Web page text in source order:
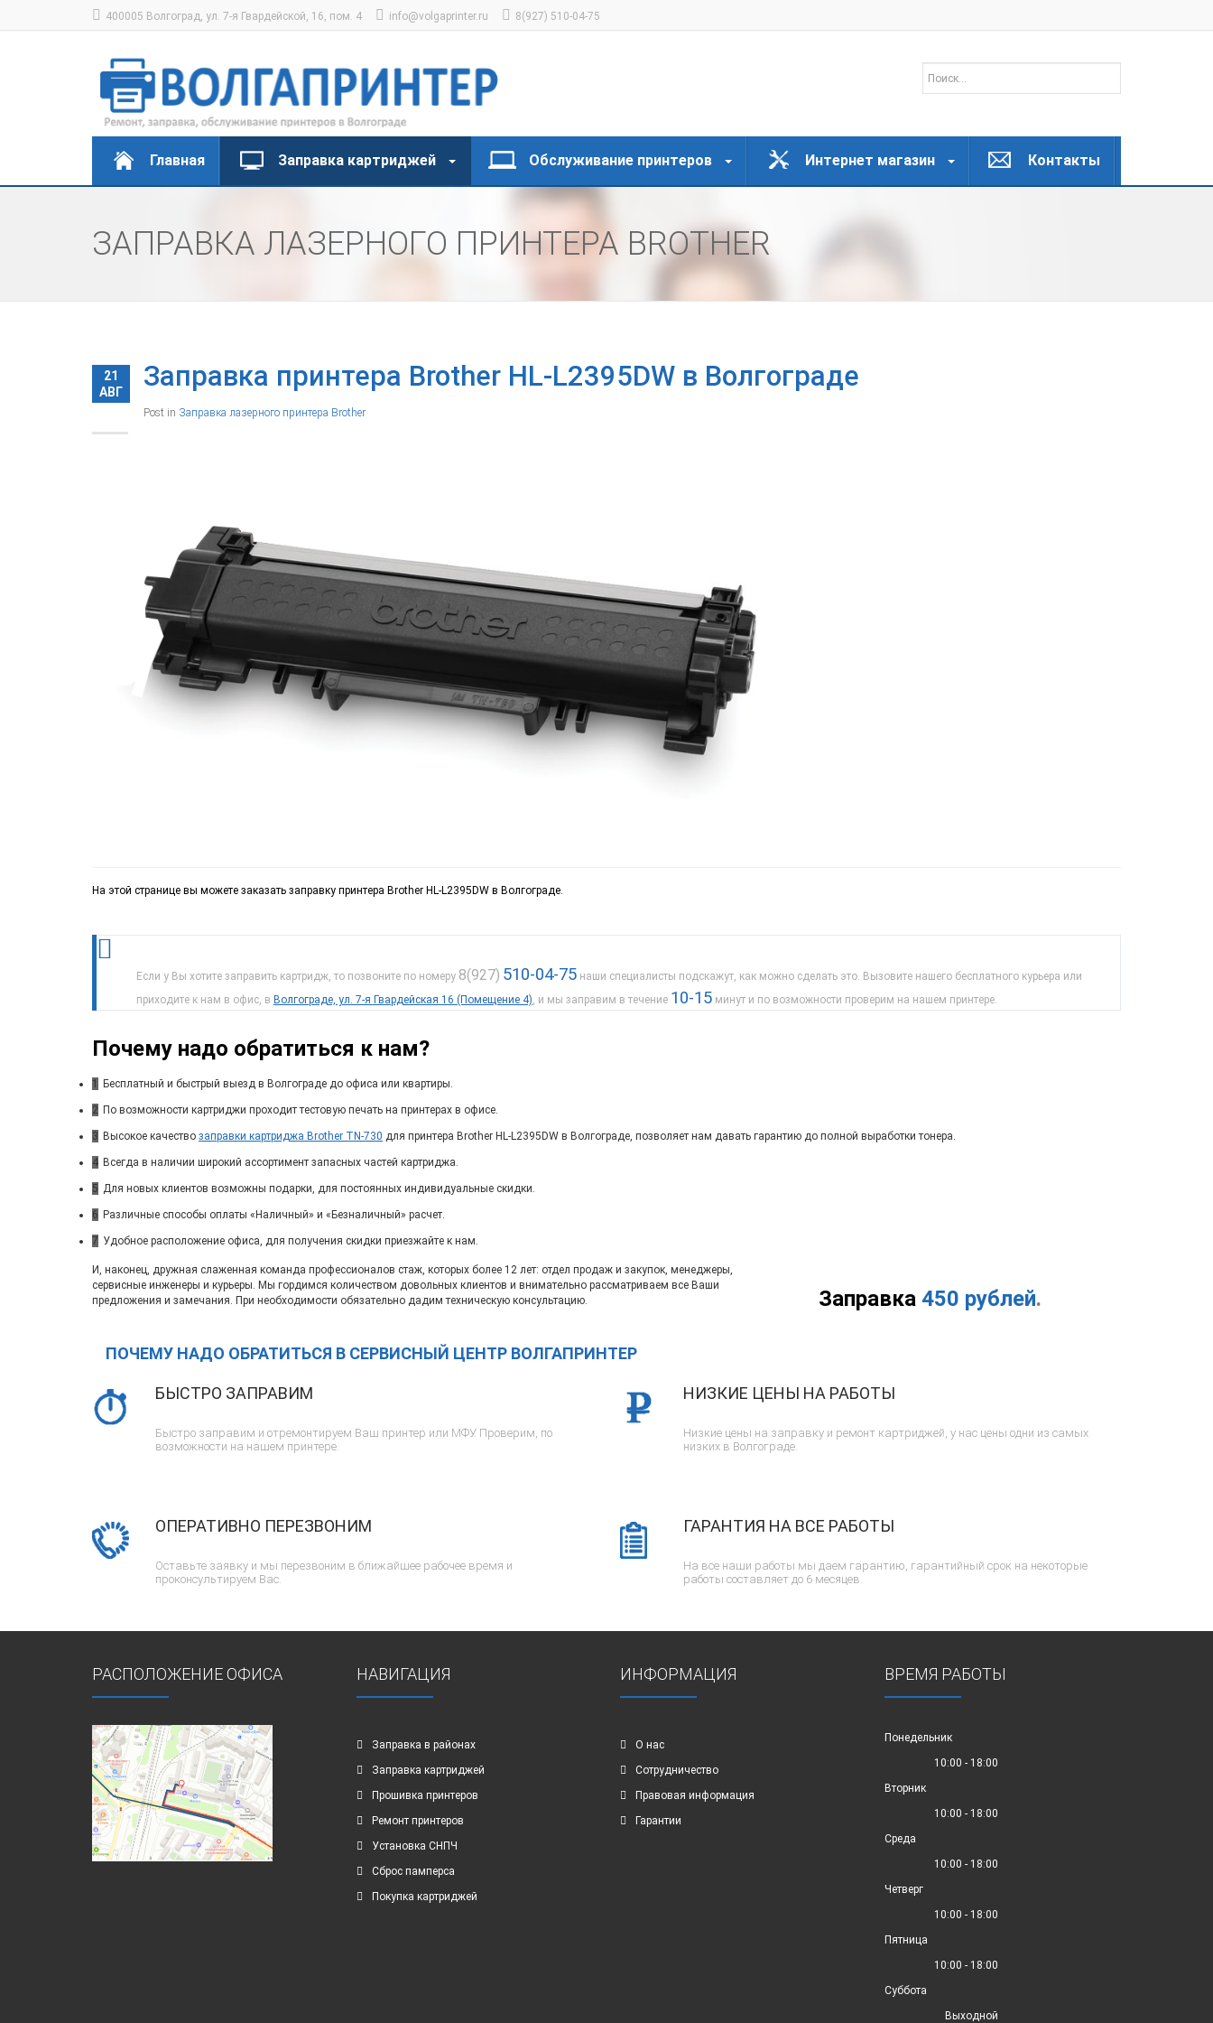
400005 Волгоград, ул. 7-я Гвардейской, 16, пом. 4 info@volgaprinter.ru 8(927) 510-04-75
Главная Заправка картриджей Обслуживание принтеров Интернет магазин Контакты
ЗАПРАВКА ЛАЗЕРНОГО ПРИНТЕРА BROTHER
21
АВГ
Заправка принтера Brother HL-L2395DW в Волгограде
Post in Заправка лазерного принтера Brother
На этой странице вы можете заказать заправку принтера Brother HL-L2395DW в Волгограде.
Если у Вы хотите заправить картридж, то позвоните по номеру 8(927) 510-04-75 наши специалисты подскажут, как можно сделать это. Вызовите нашего бесплатного курьера или
приходите к нам в офис, в Волгограде, ул. 7-я Гвардейская 16 (Помещение 4), и мы заправим в течение 10-15 минут и по возможности проверим на нашем принтере.
Почему надо обратиться к нам?
1 Бесплатный и быстрый выезд в Волгограде до офиса или квартиры.
2 По возможности картриджи проходит тестовую печать на принтерах в офисе.
3 Высокое качество заправки картриджа Brother TN-730 для принтера Brother HL-L2395DW в Волгограде, позволяет нам давать гарантию до полной выработки тонера.
4 Всегда в наличии широкий ассортимент запасных частей картриджа.
5 Для новых клиентов возможны подарки, для постоянных индивидуальные скидки.
6 Различные способы оплаты «Наличный» и «Безналичный» расчет.
7 Удобное расположение офиса, для получения скидки приезжайте к нам.
Заправка 450 рублей.
И, наконец, дружная слаженная команда профессионалов стаж, которых более 12 лет: отдел продаж и закупок, менеджеры,
сервисные инженеры и курьеры. Мы гордимся количеством довольных клиентов и внимательно рассматриваем все Ваши
предложения и замечания. При необходимости обязательно дадим техническую консультацию.
ПОЧЕМУ НАДО ОБРАТИТЬСЯ В СЕРВИСНЫЙ ЦЕНТР ВОЛГАПРИНТЕР
БЫСТРО ЗАПРАВИМ
Быстро заправим и отремонтируем Ваш принтер или МФУ. Проверим, по
возможности на нашем принтере.
ОПЕРАТИВНО ПЕРЕЗВОНИМ
Оставьте заявку и мы перезвоним в ближайшее рабочее время и
проконсультируем Вас.
НИЗКИЕ ЦЕНЫ НА РАБОТЫ
Низкие цены на заправку и ремонт картриджей, у нас цены одни из самых
низких в Волгограде.
ГАРАНТИЯ НА ВСЕ РАБОТЫ
На все наши работы мы даем гарантию, гарантийный срок на некоторые
работы составляет до 6 месяцев.
РАСПОЛОЖЕНИЕ ОФИСА НАВИГАЦИЯ
Заправка в районах
Заправка картриджей
Прошивка принтеров
Ремонт принтеров
Установка СНПЧ
Сброс памперса
Покупка картриджей
ИНФОРМАЦИЯ
О нас
Сотрудничество
Правовая информация
Гарантии
ВРЕМЯ РАБОТЫ
Понедельник
10:00 - 18:00
Вторник
10:00 - 18:00
Среда
10:00 - 18:00
Четверг
10:00 - 18:00
Пятница
10:00 - 18:00
Суббота
Выходной